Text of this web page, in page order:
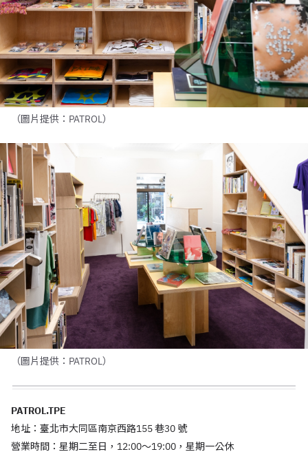
（圖片提供：PATROL）
（圖片提供：PATROL）
PATROL.TPE
地址：臺北市大同區南京西路155 巷30 號
營業時間：星期二至日，12:00～19:00，星期一公休